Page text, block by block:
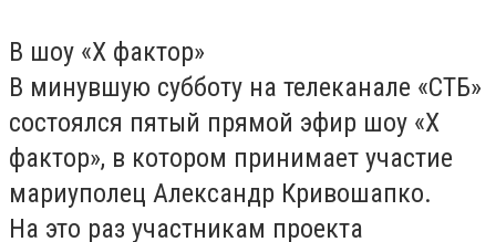
В шоу «Х фактор»
В минувшую субботу на телеканале «СТБ»
состоялся пятый прямой эфир шоу «Х
фактор», в котором принимает участие
мариуполец Александр Кривошапко.
На это раз участникам проекта